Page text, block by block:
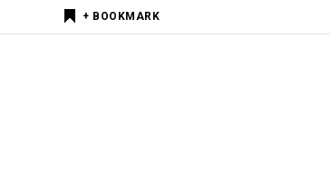
+ BOOKMARK